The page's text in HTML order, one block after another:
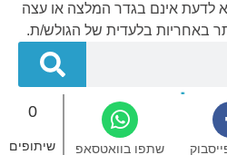
0
שיתופים שתפו בוואטסאפ
לדעת אינם בגדר המלצה או עצה
באחריות בלעדית של הגולש/ת.
של ישראל © 2024